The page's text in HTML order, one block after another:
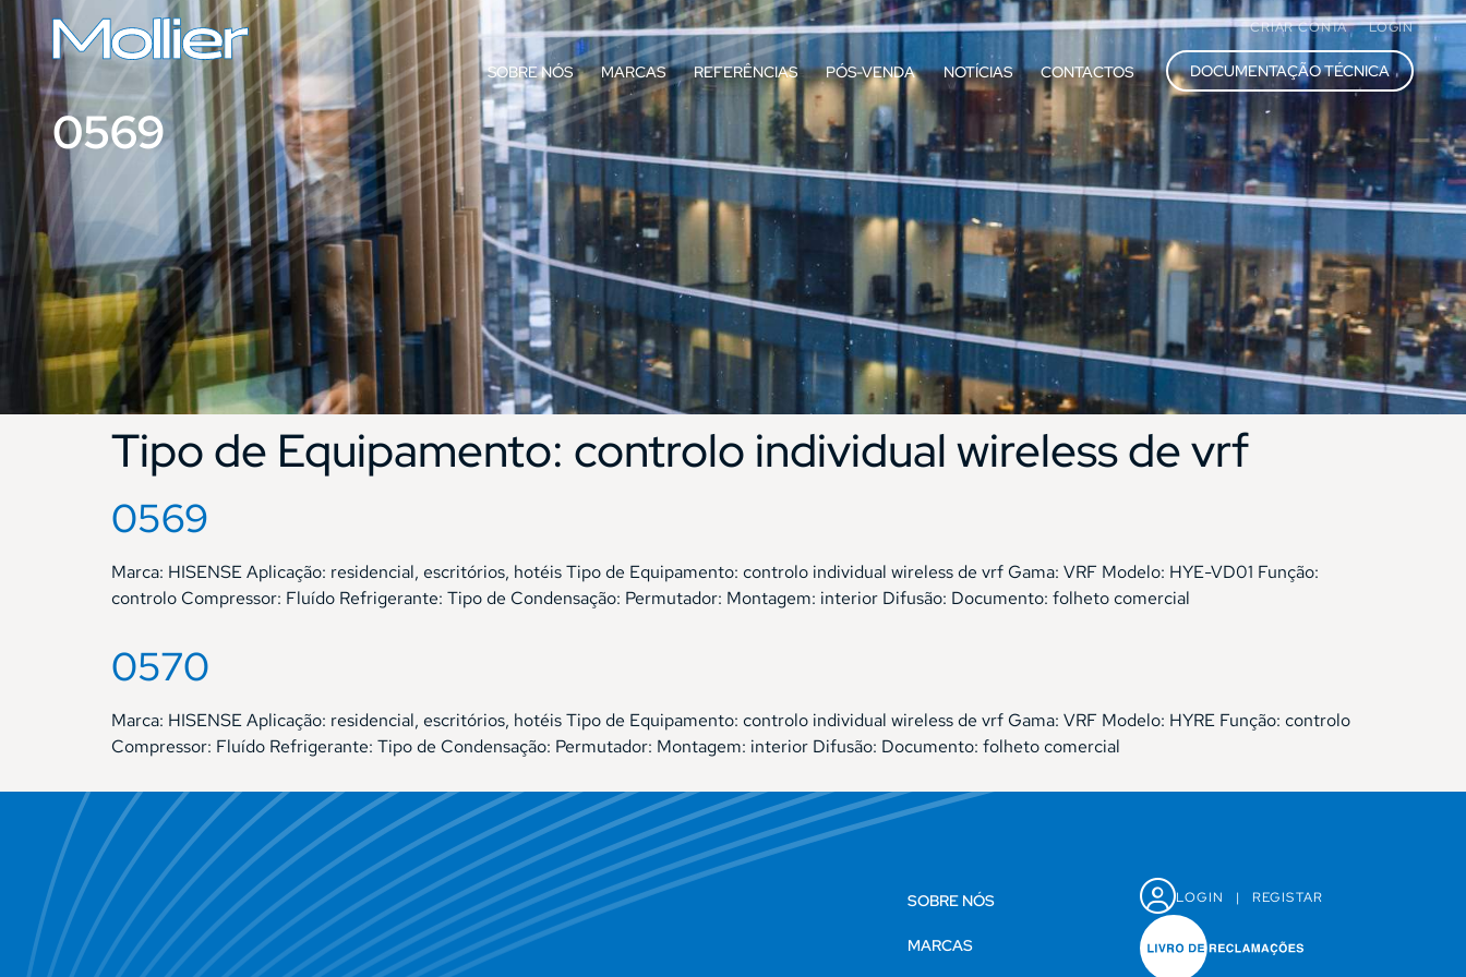
CRIAR CONTA LOGIN
SOBRE NÓS MARCAS REFERÊNCIAS PÓS-VENDA NOTÍCIAS CONTACTOS DOCUMENTAÇÃO TÉCNICA
0569
Tipo de Equipamento: controlo individual wireless de vrf
0569
Marca: HISENSE Aplicação: residencial, escritórios, hotéis Tipo de Equipamento: controlo individual wireless de vrf Gama: VRF Modelo: HYE-VD01 Função:
controlo Compressor: Fluído Refrigerante: Tipo de Condensação: Permutador: Montagem: interior Difusão: Documento: folheto comercial
0570
Marca: HISENSE Aplicação: residencial, escritórios, hotéis Tipo de Equipamento: controlo individual wireless de vrf Gama: VRF Modelo: HYRE Função: controlo
Compressor: Fluído Refrigerante: Tipo de Condensação: Permutador: Montagem: interior Difusão: Documento: folheto comercial
SOBRE NÓS
MARCAS
LOGIN | REGISTAR